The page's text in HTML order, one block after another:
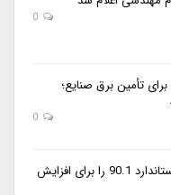
تأمین برق صنایع؛
ASHRAE مسیر جدید استاندارد 90.1 را برای افزایش